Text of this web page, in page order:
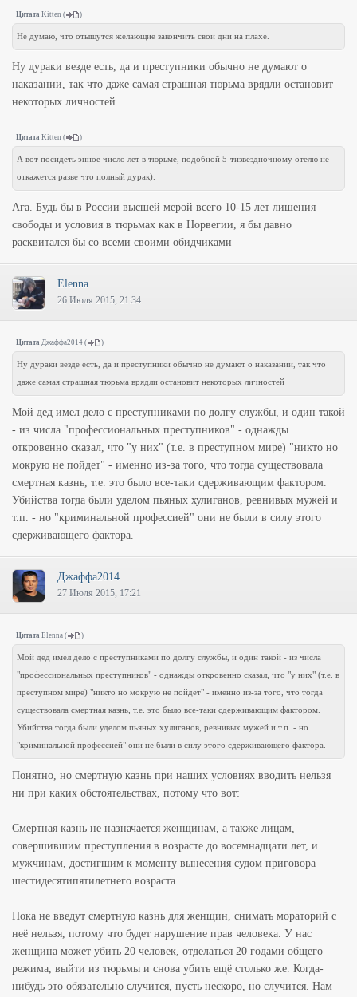
Цитата Kitten ( )
Не думаю, что отыщутся желающие закончить свои дни на плахе.
Ну дураки везде есть, да и преступники обычно не думают о
наказании, так что даже самая страшная тюрьма врядли остановит
некоторых личностей
Цитата Kitten ( )
А вот посидеть энное число лет в тюрьме, подобной 5-тизвездночному отелю не
откажется разве что полный дурак).
Ага. Будь бы в России высшей мерой всего 10-15 лет лишения
свободы и условия в тюрьмах как в Норвегии, я бы давно
расквитался бы со всеми своими обидчиками
Elenna
26 Июля 2015, 21:34
Цитата Джаффа2014 ( )
Ну дураки везде есть, да и преступники обычно не думают о наказании, так что
даже самая страшная тюрьма врядли остановит некоторых личностей
Мой дед имел дело с преступниками по долгу службы, и один такой
- из числа "профессиональных преступников" - однажды
откровенно сказал, что "у них" (т.е. в преступном мире) "никто но
мокрую не пойдет" - именно из-за того, что тогда существовала
смертная казнь, т.е. это было все-таки сдерживающим фактором.
Убийства тогда были уделом пьяных хулиганов, ревнивых мужей и
т.п. - но "криминальной профессией" они не были в силу этого
сдерживающего фактора.
Джаффа2014
27 Июля 2015, 17:21
Цитата Elenna ( )
Мой дед имел дело с преступниками по долгу службы, и один такой - из числа
"профессиональных преступников" - однажды откровенно сказал, что "у них" (т.е. в
преступном мире) "никто но мокрую не пойдет" - именно из-за того, что тогда
существовала смертная казнь, т.е. это было все-таки сдерживающим фактором.
Убийства тогда были уделом пьяных хулиганов, ревнивых мужей и т.п. - но
"криминальной профессией" они не были в силу этого сдерживающего фактора.
Понятно, но смертную казнь при наших условиях вводить нельзя
ни при каких обстоятельствах, потому что вот:
Смертная казнь не назначается женщинам, а также лицам,
совершившим преступления в возрасте до восемнадцати лет, и
мужчинам, достигшим к моменту вынесения судом приговора
шестидесятипятилетнего возраста.
Пока не введут смертную казнь для женщин, снимать мораторий с
неё нельзя, потому что будет нарушение прав человека. У нас
женщина может убить 20 человек, отделаться 20 годами общего
режима, выйти из тюрьмы и снова убить ещё столько же. Когда-
нибудь это обязательно случится, пусть нескоро, но случится. Нам